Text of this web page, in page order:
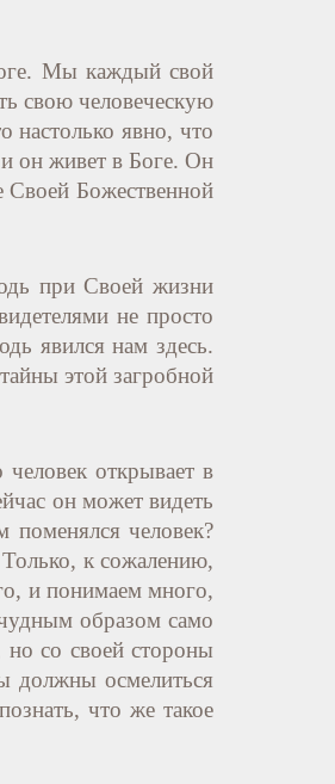
Мы каждый свой
свою человеческую
настолько явно, что
он живет в Боге. Он
Божественной
при Своей жизни
не просто
явился нам здесь.
этой загробной
открывает в
он может видеть
человек?
к сожалению,
и понимаем много,
образом само
со своей стороны
должны осмелиться
что же такое